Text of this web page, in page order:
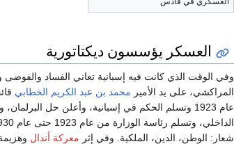
العسكر يؤسسون ديكتاتورية
وفي الوقت الذي كانت فيه إسبانية تعاني الفساد والفوضى
المراكشي، على يد الأمير محمد بن عبد الكريم الخطابي
عام 1923 وتسلم الحكم في إسبانية، وأعلن حل
شعار: الوطن، الدين، الملكية. وفي إثر معركة أندال